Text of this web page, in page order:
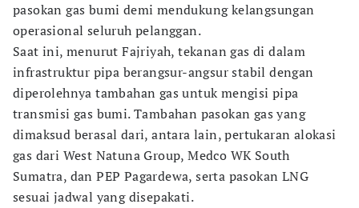
pasokan gas bumi demi mendukung kelangsungan
operasional seluruh pelanggan.
Saat ini, menurut Fajriyah, tekanan gas di dalam
infrastruktur pipa berangsur-angsur stabil dengan
diperolehnya tambahan gas untuk mengisi pipa
transmisi gas bumi. Tambahan pasokan gas yang
dimaksud berasal dari, antara lain, pertukaran alokasi
gas dari West Natuna Group, Medco WK South
Sumatra, dan PEP Pagardewa, serta pasokan LNG
sesuai jadwal yang disepakati.